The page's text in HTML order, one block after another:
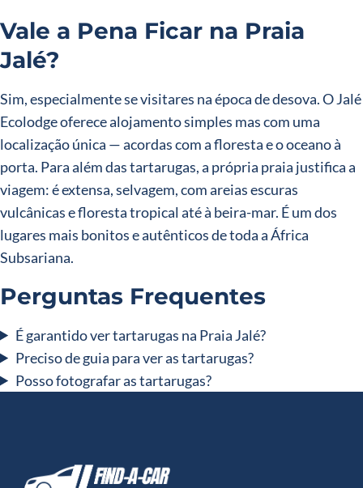
Vale a Pena Ficar na Praia
Jalé?
Sim, especialmente se visitares na época de desova. O Jalé
Ecolodge oferece alojamento simples mas com uma
localização única — acordas com a floresta e o oceano à
porta. Para além das tartarugas, a própria praia justifica a
viagem: é extensa, selvagem, com areias escuras
vulcânicas e floresta tropical até à beira-mar. É um dos
lugares mais bonitos e autênticos de toda a África
Subsariana.
Perguntas Frequentes
É garantido ver tartarugas na Praia Jalé?
Preciso de guia para ver as tartarugas?
Posso fotografar as tartarugas?